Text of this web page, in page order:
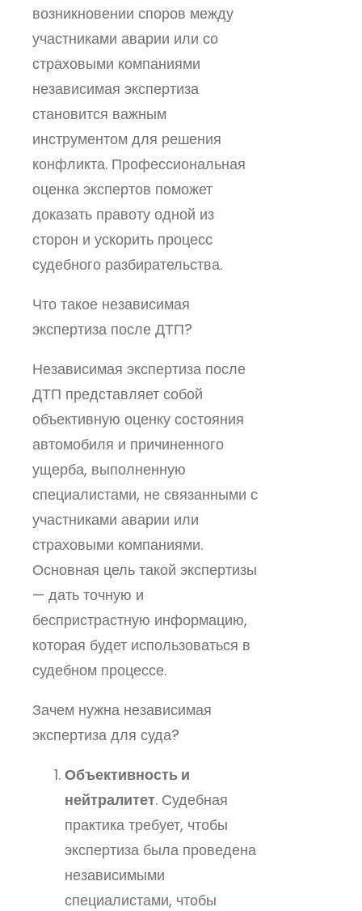
возникновении споров между
участниками аварии или со
страховыми компаниями
независимая экспертиза
становится важным
инструментом для решения
конфликта. Профессиональная
оценка экспертов поможет
доказать правоту одной из
сторон и ускорить процесс
судебного разбирательства.
Что такое независимая
экспертиза после ДТП?
Независимая экспертиза после
ДТП представляет собой
объективную оценку состояния
автомобиля и причиненного
ущерба, выполненную
специалистами, не связанными с
участниками аварии или
страховыми компаниями.
Основная цель такой экспертизы
— дать точную и
беспристрастную информацию,
которая будет использоваться в
судебном процессе.
Зачем нужна независимая
экспертиза для суда?
Объективность и
нейтралитет. Судебная
практика требует, чтобы
экспертиза была проведена
независимыми
специалистами, чтобы